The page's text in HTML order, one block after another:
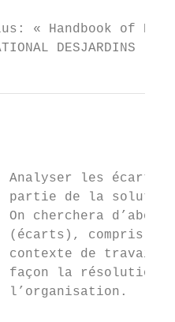
« Handbook of
DESJARDINS
Analyser les écarts
partie de la
cherchera
compris
de travail
façon la résolution
l’organisation.